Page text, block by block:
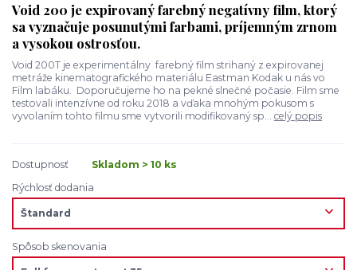
Void 200 je expirovaný farebný negatívny film, ktorý
sa vyznačuje posunutými farbami, príjemným zrnom
a vysokou ostrosťou.
Void 200T je experimentálny farebný film strihaný z expirovanej
metráže kinematografického materiálu Eastman Kodak u nás vo
Film labáku. Doporučujeme ho na pekné slnečné počasie. Film sme
testovali intenzívne od roku 2018 a vďaka mnohým pokusom s
vyvolaním tohto filmu sme vytvorili modifikovaný sp... celý popis
Dostupnosť
Skladom > 10 ks
Rýchlosť dodania
Spôsob skenovania